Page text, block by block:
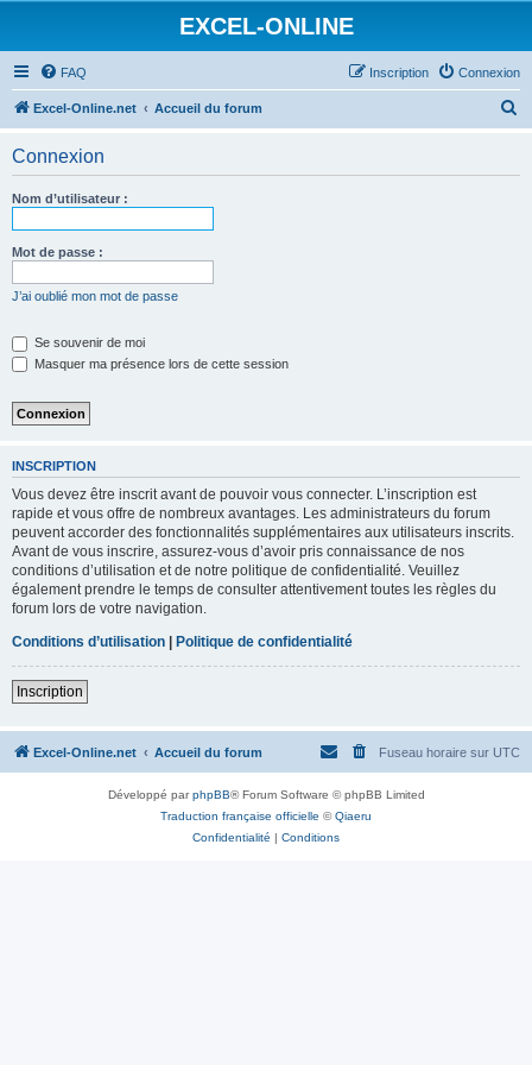
EXCEL-ONLINE
FAQ Connexion
Inscription
Excel-Online.net Accueil du forum
Connexion
Nom d’utilisateur :
Mot de passe :
J’ai oublié mon mot de passe
Se souvenir de moi
Masquer ma présence lors de cette session
INSCRIPTION
Vous devez être inscrit avant de pouvoir vous connecter. L’inscription est
rapide et vous offre de nombreux avantages. Les administrateurs du forum
peuvent accorder des fonctionnalités supplémentaires aux utilisateurs inscrits.
Avant de vous inscrire, assurez-vous d’avoir pris connaissance de nos
conditions d’utilisation et de notre politique de confidentialité. Veuillez
également prendre le temps de consulter attentivement toutes les règles du
forum lors de votre navigation.
Conditions d’utilisation | Politique de confidentialité
Inscription
Excel-Online.net Accueil du forum Fuseau horaire sur UTC
Développé parphpBB® Forum Software © phpBB Limited
Traduction française officielle ©Qiaeru
Confidentialité | Conditions